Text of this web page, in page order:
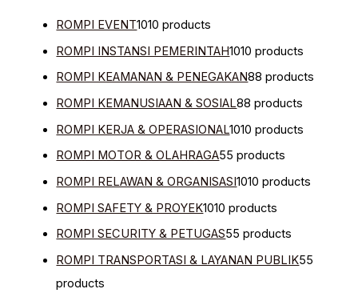
ROMPI EVENT1010 products
ROMPI INSTANSI PEMERINTAH1010 products
ROMPI KEAMANAN & PENEGAKAN88 products
ROMPI KEMANUSIAAN & SOSIAL88 products
ROMPI KERJA & OPERASIONAL1010 products
ROMPI MOTOR & OLAHRAGA55 products
ROMPI RELAWAN & ORGANISASI1010 products
ROMPI SAFETY & PROYEK1010 products
ROMPI SECURITY & PETUGAS55 products
ROMPI TRANSPORTASI & LAYANAN PUBLIK55
products